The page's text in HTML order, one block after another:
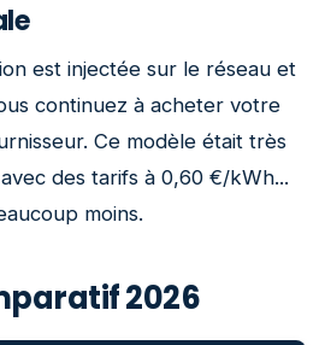
est injectée sur le réseau et
continuez à acheter votre
Ce modèle était très
des tarifs à 0,60 €/kWh...
moins.
2026